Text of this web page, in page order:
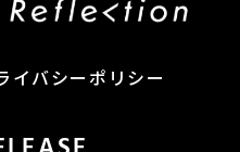
イバシーポリシー